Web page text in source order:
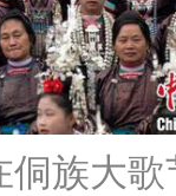
侗族大歌